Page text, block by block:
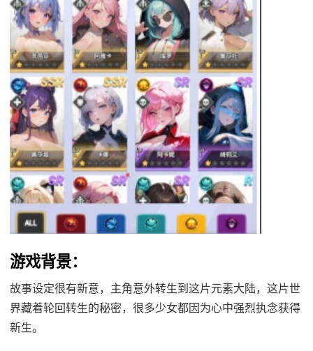
游戏背景：
故事设定很有新意，主角意外转生到这片元素大陆，这片世
界藏着轮回转生的秘密，很多少女都因为心中强烈执念获得
新生。